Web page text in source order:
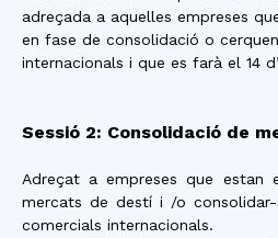
adreçada a aquelles empreses
en fase de consolidació o
internacionals i que es farà el 14
Sessió 2: Consolidació de
Adreçat a empreses que estan
mercats de destí i /o consolidar-
comercials internacionals.